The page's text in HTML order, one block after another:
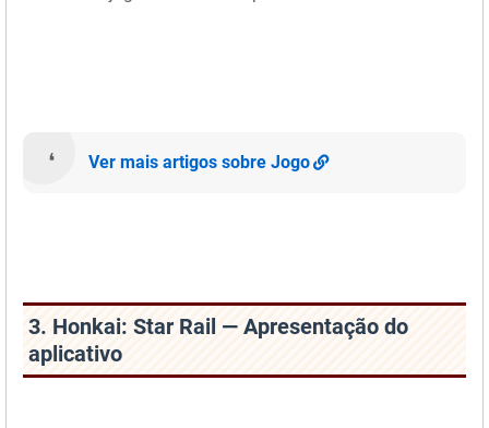
Ver mais artigos sobre Jogo
3. Honkai: Star Rail — Apresentação do
aplicativo